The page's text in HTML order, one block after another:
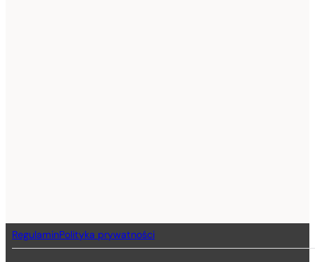
RegulaminPolityka prywatności